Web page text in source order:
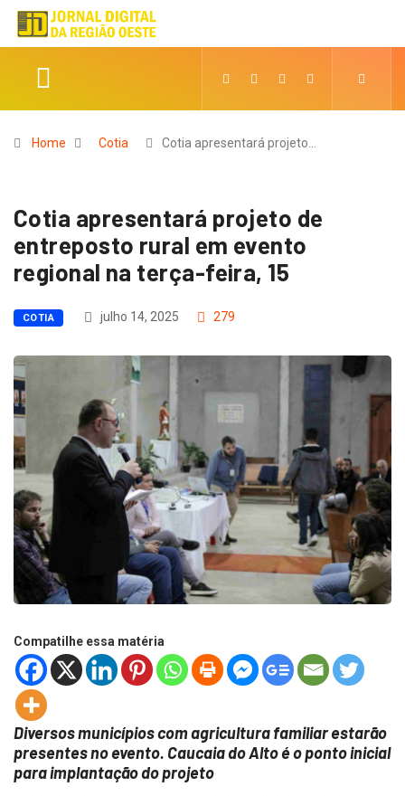
Home Cotia Cotia apresentará projeto…
Cotia apresentará projeto de
entreposto rural em evento
regional na terça-feira, 15
COTIA julho 14, 2025 279
Compatilhe essa matéria
Diversos municípios com agricultura familiar estarão
presentes no evento. Caucaia do Alto é o ponto inicial
para implantação do projeto